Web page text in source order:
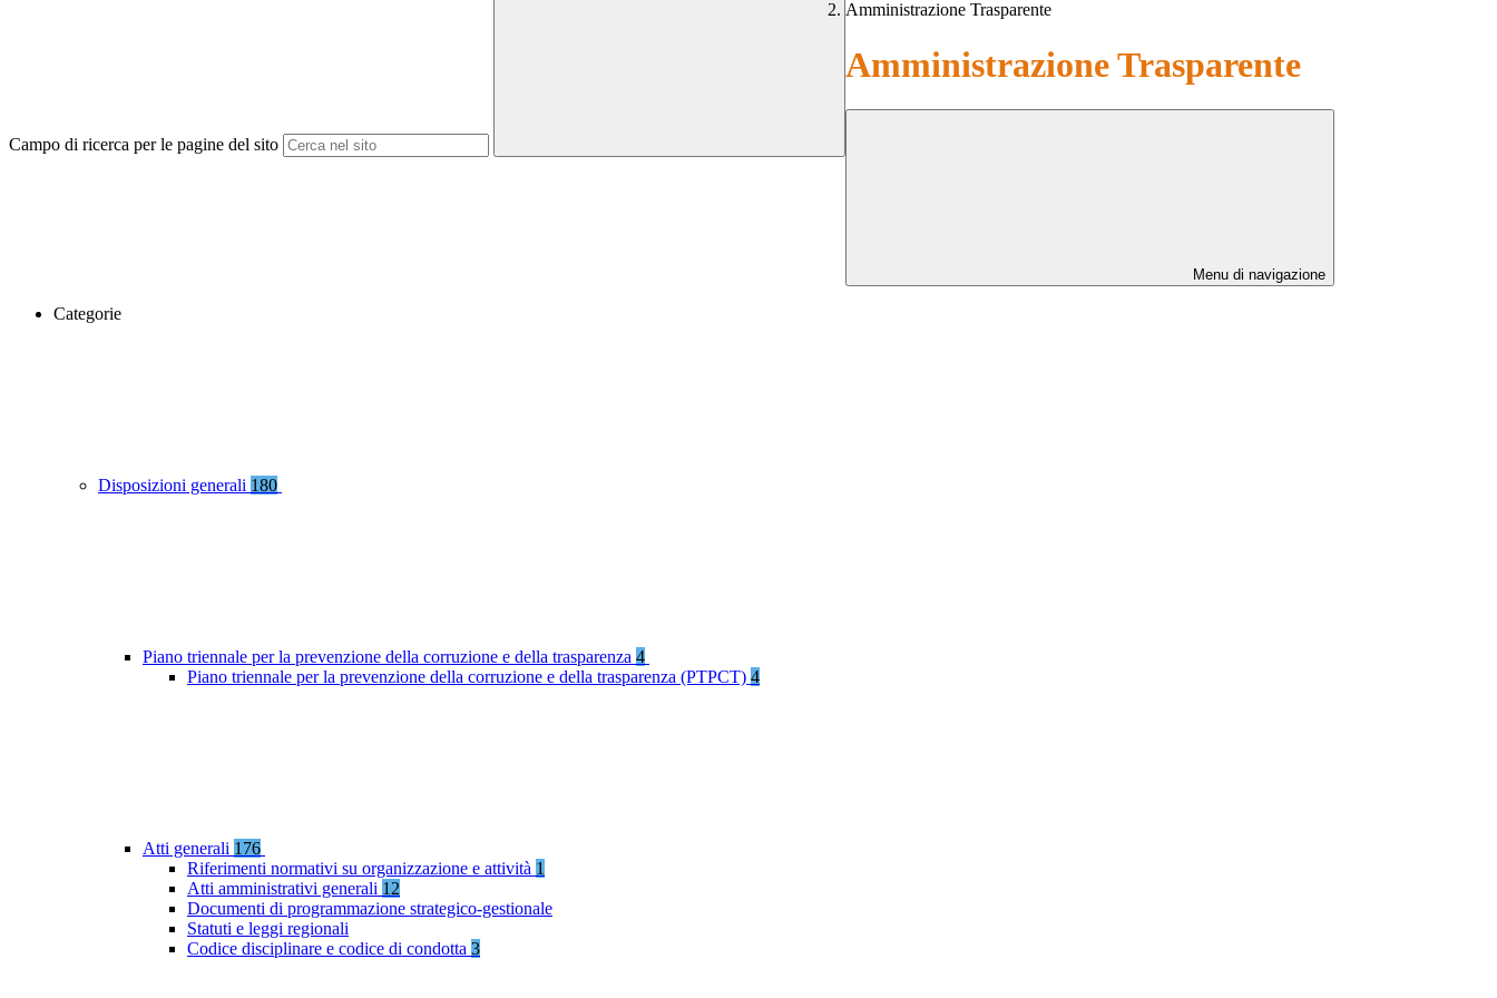
Campo di ricerca per le pagine del sito
Amministrazione Trasparente
Amministrazione Trasparente
Menu di navigazione
Categorie
Disposizioni generali 180
Piano triennale per la prevenzione della corruzione e della trasparenza 4
Piano triennale per la prevenzione della corruzione e della trasparenza (PTPCT) 4
Atti generali 176
Riferimenti normativi su organizzazione e attività 1
Atti amministrativi generali 12
Documenti di programmazione strategico-gestionale
Statuti e leggi regionali
Codice disciplinare e codice di condotta 3